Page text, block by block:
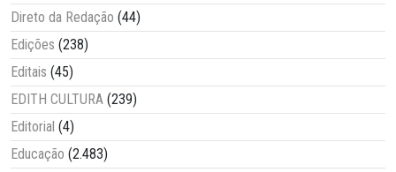
Direto da Redação (44)
Edições (238)
Editais (45)
EDITH CULTURA (239)
Editorial (4)
Educação (2.483)